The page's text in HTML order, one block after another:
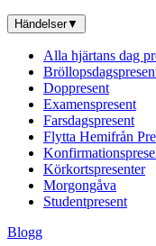
Händelser▼
Alla hjärtans dag
Doppresent
Examenspresent
Farsdagspresent
Flytta Hemifrån
Körkortspresenter
Morgongåva
Studentpresent
Blogg